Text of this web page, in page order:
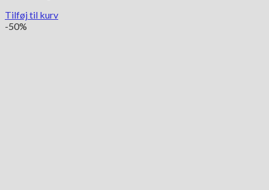
Tilføj til kurv
-50%